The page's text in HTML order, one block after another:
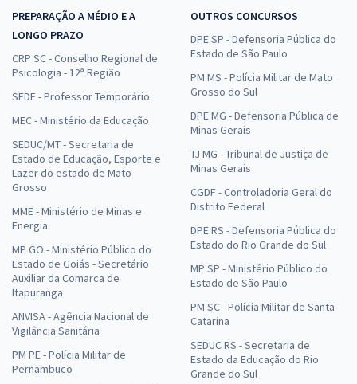
PREPARAÇÃO A MÉDIO E A
LONGO PRAZO
CRP SC - Conselho Regional de
Psicologia - 12ª Região
SEDF - Professor Temporário
MEC - Ministério da Educação
SEDUC/MT - Secretaria de
Estado de Educação, Esporte e
Lazer do estado de Mato
Grosso
MME - Ministério de Minas e
Energia
MP GO - Ministério Público do
Estado de Goiás - Secretário
Auxiliar da Comarca de
Itapuranga
ANVISA - Agência Nacional de
Vigilância Sanitária
PM PE - Polícia Militar de
Pernambuco
OUTROS CONCURSOS
DPE SP - Defensoria Pública do
Estado de São Paulo
PM MS - Polícia Militar de Mato
Grosso do Sul
DPE MG - Defensoria Pública de
Minas Gerais
TJ MG - Tribunal de Justiça de
Minas Gerais
CGDF - Controladoria Geral do
Distrito Federal
DPE RS - Defensoria Pública do
Estado do Rio Grande do Sul
MP SP - Ministério Público do
Estado de São Paulo
PM SC - Polícia Militar de Santa
Catarina
SEDUC RS - Secretaria de
Estado da Educação do Rio
Grande do Sul